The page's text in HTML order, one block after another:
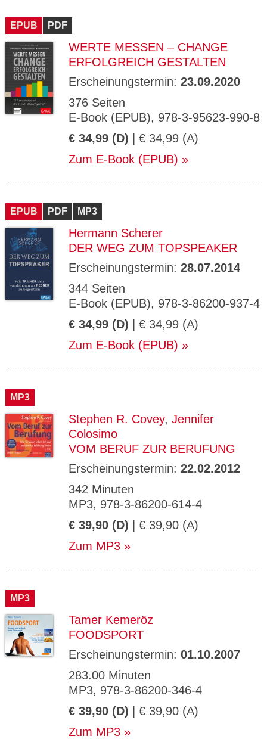
EPUB PDF
WERTE MESSEN – CHANGE
ERFOLGREICH GESTALTEN
Erscheinungstermin: 23.09.2020
376 Seiten
E-Book (EPUB), 978-3-95623-990-8
€ 34,99 (D) | € 34,99 (A)
Zum E-Book (EPUB)
EPUB PDF MP3
Hermann Scherer
DER WEG ZUM TOPSPEAKER
Erscheinungstermin: 28.07.2014
344 Seiten
E-Book (EPUB), 978-3-86200-937-4
€ 34,99 (D) | € 34,99 (A)
Zum E-Book (EPUB)
MP3
Stephen R. Covey, Jennifer
Colosimo
VOM BERUF ZUR BERUFUNG
Erscheinungstermin: 22.02.2012
342 Minuten
MP3, 978-3-86200-614-4
€ 39,90 (D) | € 39,90 (A)
Zum MP3
MP3
Tamer Kemeröz
FOODSPORT
Erscheinungstermin: 01.10.2007
283.00 Minuten
MP3, 978-3-86200-346-4
€ 39,90 (D) | € 39,90 (A)
Zum MP3